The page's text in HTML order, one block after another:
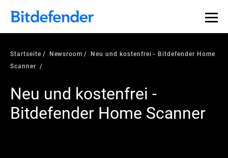
Startseite Newsroom
Neu und kostenfrei - Bitdefender Home
Scanner
Neu und kostenfrei -
Bitdefender Home Scanner